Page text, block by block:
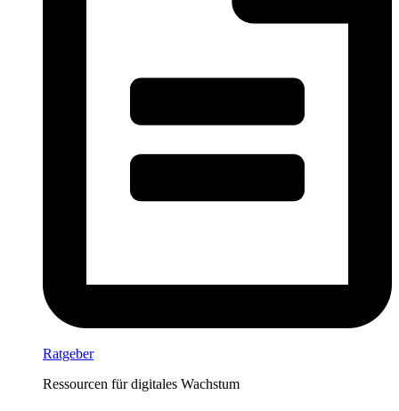
Ratgeber
Ressourcen für digitales Wachstum